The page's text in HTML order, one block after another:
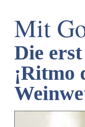
Mit
Die
¡Ritmo